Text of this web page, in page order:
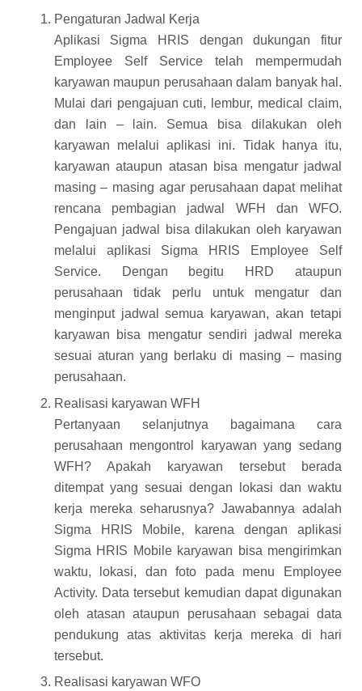
Pengaturan Jadwal Kerja
Aplikasi Sigma HRIS dengan dukungan fitur
Employee Self Service telah mempermudah
karyawan maupun perusahaan dalam banyak hal.
Mulai dari pengajuan cuti, lembur, medical claim,
dan lain – lain. Semua bisa dilakukan oleh
karyawan melalui aplikasi ini. Tidak hanya itu,
karyawan ataupun atasan bisa mengatur jadwal
masing – masing agar perusahaan dapat melihat
rencana pembagian jadwal WFH dan WFO.
Pengajuan jadwal bisa dilakukan oleh karyawan
melalui aplikasi Sigma HRIS Employee Self
Service. Dengan begitu HRD ataupun
perusahaan tidak perlu untuk mengatur dan
menginput jadwal semua karyawan, akan tetapi
karyawan bisa mengatur sendiri jadwal mereka
sesuai aturan yang berlaku di masing – masing
perusahaan.
Realisasi karyawan WFH
Pertanyaan selanjutnya bagaimana cara
perusahaan mengontrol karyawan yang sedang
WFH? Apakah karyawan tersebut berada
ditempat yang sesuai dengan lokasi dan waktu
kerja mereka seharusnya? Jawabannya adalah
Sigma HRIS Mobile, karena dengan aplikasi
Sigma HRIS Mobile karyawan bisa mengirimkan
waktu, lokasi, dan foto pada menu Employee
Activity. Data tersebut kemudian dapat digunakan
oleh atasan ataupun perusahaan sebagai data
pendukung atas aktivitas kerja mereka di hari
tersebut.
Realisasi karyawan WFO